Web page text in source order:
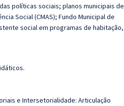
políticas sociais; planos municipais de
Social (CMAS); Fundo Municipal de
social em programas de habitação,
e Intersetorialidade: Articulação